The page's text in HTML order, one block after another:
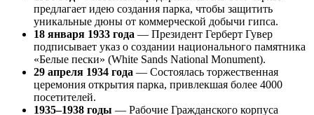
предлагает идею создания парка, чтобы защитить
уникальные дюны от коммерческой добычи гипса.
18 января 1933 года — Президент Герберт Гувер
подписывает указ о создании национального памятника
«Белые пески» (White Sands National Monument).
29 апреля 1934 года — Состоялась торжественная
церемония открытия парка, привлекшая более 4000
посетителей.
1935–1938 годы — Рабочие Гражданского корпуса